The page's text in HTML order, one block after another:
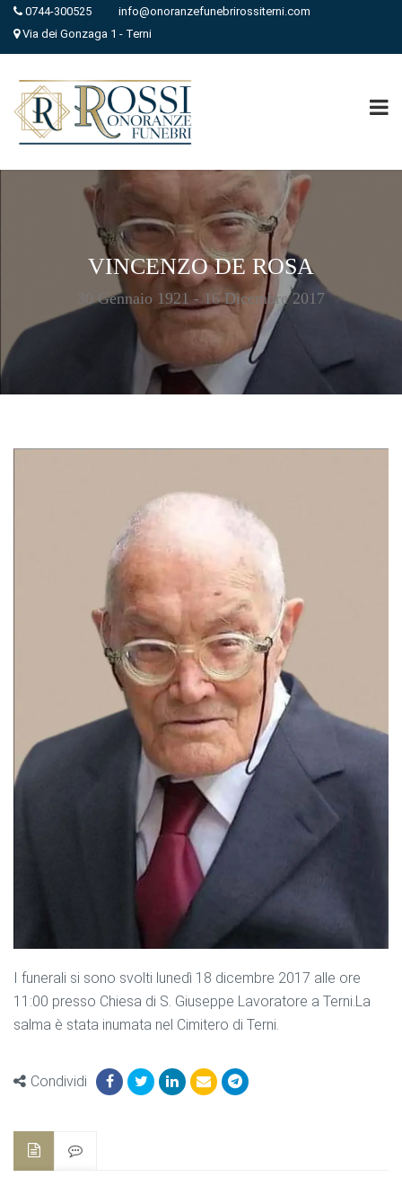
0744-300525
info@onoranzefunebrirossiterni.com
Via dei Gonzaga 1 - Terni
VINCENZO DE ROSA
30 Gennaio 1921 - 16 Dicembre 2017
I funerali si sono svolti lunedì 18 dicembre 2017 alle ore
11:00 presso Chiesa di S. Giuseppe Lavoratore a Terni.La
salma è stata inumata nel Cimitero di Terni.
Condividi